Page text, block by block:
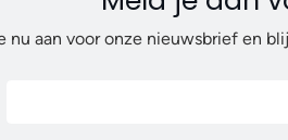
nu aan voor onze nieuwsbrief en